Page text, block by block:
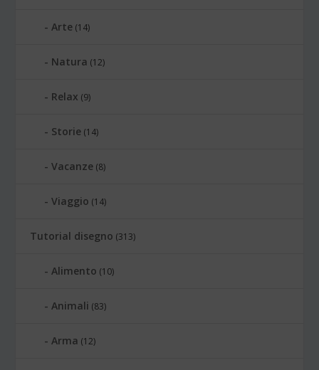
Arte (14)
Natura (12)
Relax (9)
Storie (14)
Vacanze (8)
Viaggio (14)
Tutorial disegno (313)
Alimento (10)
Animali (83)
Arma (12)